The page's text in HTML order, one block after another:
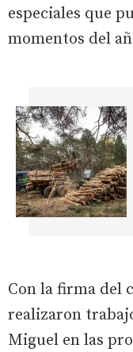
especiales que
momentos del
Con la firma del
realizaron
Miguel en las